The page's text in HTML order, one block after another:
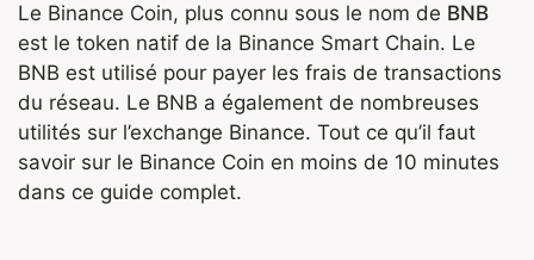
Le Binance Coin, plus connu sous le nom de BNB
est le token natif de la Binance Smart Chain. Le
BNB est utilisé pour payer les frais de transactions
du réseau. Le BNB a également de nombreuses
utilités sur l’exchange Binance. Tout ce qu’il faut
savoir sur le Binance Coin en moins de 10 minutes
dans ce guide complet.